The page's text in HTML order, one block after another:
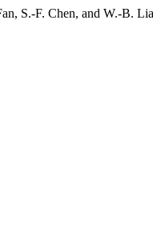
S.-F. Chen, and W.-B.